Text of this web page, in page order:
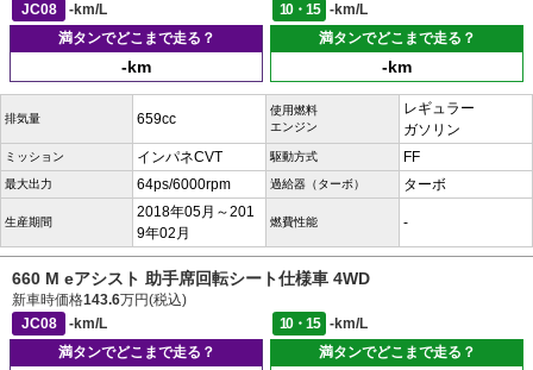
JC08
-km/L 10・15
-km/L
満タンでどこまで走る？
-km
満タンでどこまで走る？
-km
排気量 659cc
使用燃料
エンジン
レギュラー
ガソリン
ミッション インパネCVT 駆動方式 FF
最大出力 64ps/6000rpm 過給器（ターボ） ターボ
生産期間
2018年05月～201
9年02月
燃費性能 -
660 M eアシスト 助手席回転シート仕様車 4WD
新車時価格143.6万円(税込)
JC08
-km/L 10・15
-km/L
満タンでどこまで走る？
満タンでどこまで走る？